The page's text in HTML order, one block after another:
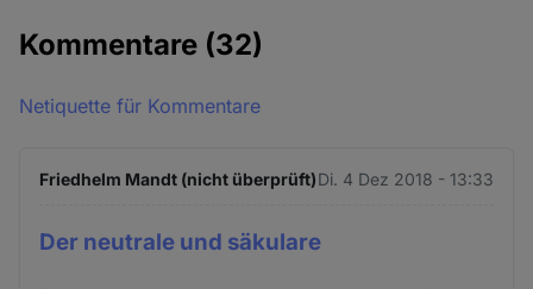
Kommentare (32)
Netiquette für Kommentare
Friedhelm Mandt (nicht überprüft)Di. 4 Dez 2018 - 13:33
Der neutrale und säkulare